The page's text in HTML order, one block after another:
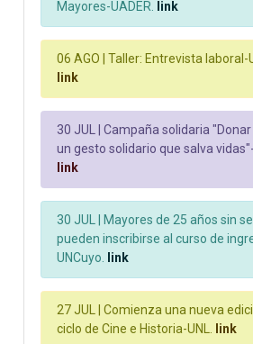
Mayores-UADER.
link
06 AGO |
Taller: Entrevista laboral-
link
30 JUL |
Campaña solidaria
un gesto solidario que salva vidas"-
link
30 JUL |
Mayores de 25 años sin
pueden inscribirse al curso de
UNCuyo.
link
27 JUL |
Comienza una nueva
ciclo de Cine e Historia-UNL.
link